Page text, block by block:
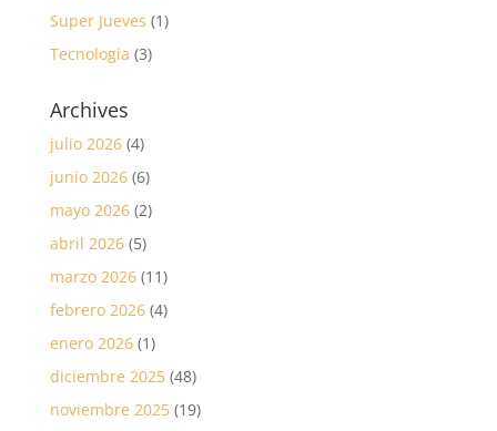
Super Jueves (1)
Tecnología (3)
Archives
julio 2026(4)
junio 2026(6)
mayo 2026(2)
abril 2026(5)
marzo 2026(11)
febrero 2026(4)
enero 2026(1)
diciembre 2025(48)
noviembre 2025(19)